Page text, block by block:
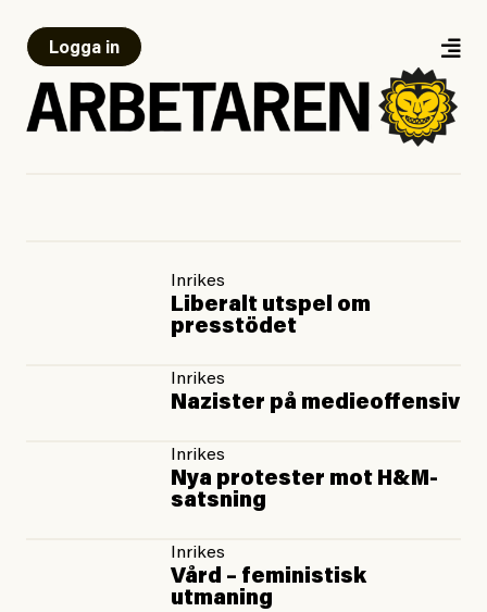
Logga in
Inrikes
Liberalt utspel om
presstödet
Inrikes
Nazister på medieoffensiv
Inrikes
Nya protester mot H&M-
satsning
Inrikes
Vård – feministisk
utmaning